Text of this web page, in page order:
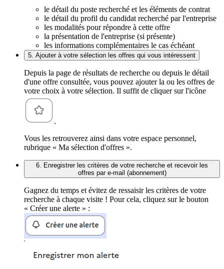
le détail du poste recherché et les éléments de contrat
le détail du profil du candidat recherché par l'entreprise
les modalités pour répondre à cette offre
la présentation de l'entreprise (si présente)
les informations complémentaires le cas échéant
5. Ajouter à votre sélection les offres qui vous intéressent
Depuis la page de résultats de recherche ou depuis le détail
d'une offre consultée, vous pouvez ajouter la ou les offres de
votre choix à votre sélection. Il suffit de cliquer sur l'icône
.
Vous les retrouverez ainsi dans votre espace personnel,
rubrique « Ma sélection d'offres ».
6. Enregistrer les critères de votre recherche et recevoir les
offres par e-mail (abonnement)
Gagnez du temps et évitez de ressaisir les critères de votre
recherche à chaque visite ! Pour cela, cliquez sur le bouton
« Créer une alerte » :